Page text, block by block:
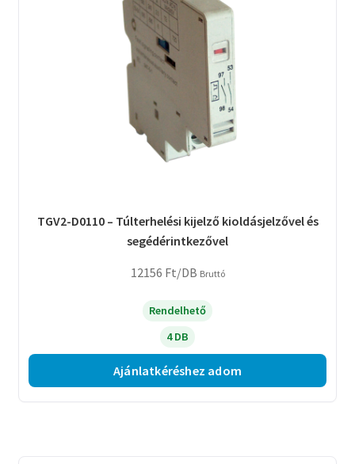
TGV2-D0110 – Túlterhelési kijelző kioldásjelzővel és
segédérintkezővel
12156 Ft/DB Bruttó
Rendelhető
4 DB
Ajánlatkéréshez adom